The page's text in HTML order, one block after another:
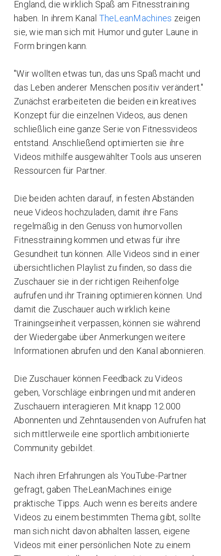
England, die wirklich Spaß am Fitnesstraining
haben. In ihrem Kanal TheLeanMachines zeigen
sie, wie man sich mit Humor und guter Laune in
Form bringen kann.
"Wir wollten etwas tun, das uns Spaß macht und
das Leben anderer Menschen positiv verändert."
Zunächst erarbeiteten die beiden ein kreatives
Konzept für die einzelnen Videos, aus denen
schließlich eine ganze Serie von Fitnessvideos
entstand. Anschließend optimierten sie ihre
Videos mithilfe ausgewählter Tools aus unseren
Ressourcen für Partner.
Die beiden achten darauf, in festen Abständen
neue Videos hochzuladen, damit ihre Fans
regelmäßig in den Genuss von humorvollen
Fitnesstraining kommen und etwas für ihre
Gesundheit tun können. Alle Videos sind in einer
übersichtlichen Playlist zu finden, so dass die
Zuschauer sie in der richtigen Reihenfolge
aufrufen und ihr Training optimieren können. Und
damit die Zuschauer auch wirklich keine
Trainingseinheit verpassen, können sie während
der Wiedergabe über Anmerkungen weitere
Informationen abrufen und den Kanal abonnieren.
Die Zuschauer können Feedback zu Videos
geben, Vorschläge einbringen und mit anderen
Zuschauern interagieren. Mit knapp 12.000
Abonnenten und Zehntausenden von Aufrufen hat
sich mittlerweile eine sportlich ambitionierte
Community gebildet.
Nach ihren Erfahrungen als YouTube-Partner
gefragt, gaben TheLeanMachines einige
praktische Tipps. Auch wenn es bereits andere
Videos zu einem bestimmten Thema gibt, sollte
man sich nicht davon abhalten lassen, eigene
Videos mit einer persönlichen Note zu einem